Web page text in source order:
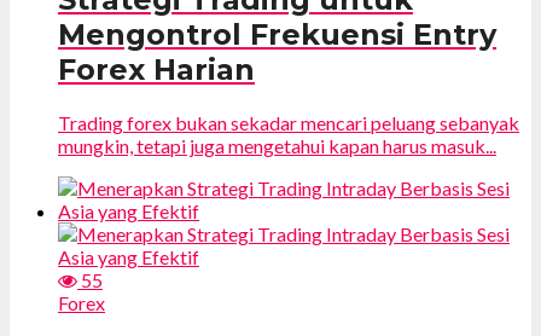
Mengontrol Frekuensi Entry
Forex Harian
Trading forex bukan sekadar mencari peluang sebanyak
mungkin, tetapi juga mengetahui kapan harus masuk...
55
Forex